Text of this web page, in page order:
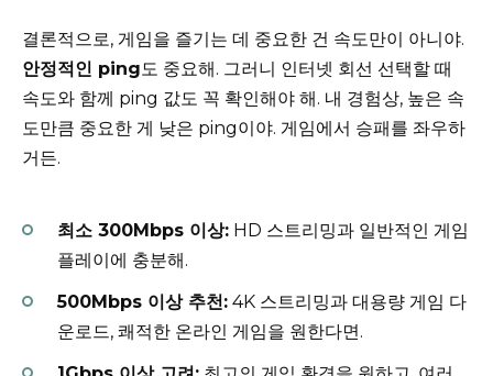
결론적으로, 게임을 즐기는 데 중요한 건 속도만이 아니야.
안정적인 ping도 중요해. 그러니 인터넷 회선 선택할 때
속도와 함께 ping 값도 꼭 확인해야 해. 내 경험상, 높은 속
도만큼 중요한 게 낮은 ping이야. 게임에서 승패를 좌우하
거든.
최소 300Mbps 이상: HD 스트리밍과 일반적인 게임
플레이에 충분해.
500Mbps 이상 추천: 4K 스트리밍과 대용량 게임 다
운로드, 쾌적한 온라인 게임을 원한다면.